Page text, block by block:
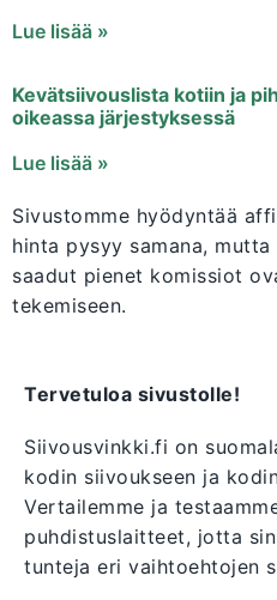
Lue lisää »
Kevätsiivouslista kotiin ja
oikeassa järjestyksessä
Lue lisää »
Sivustomme hyödyntää
hinta pysyy samana,
saadut pienet komissiot
tekemiseen.
Tervetuloa sivustolle!
Siivousvinkki.fi on
kodin siivoukseen ja
Vertailemme ja
puhdistuslaitteet, jotta
tunteja eri vaihtoehtojen